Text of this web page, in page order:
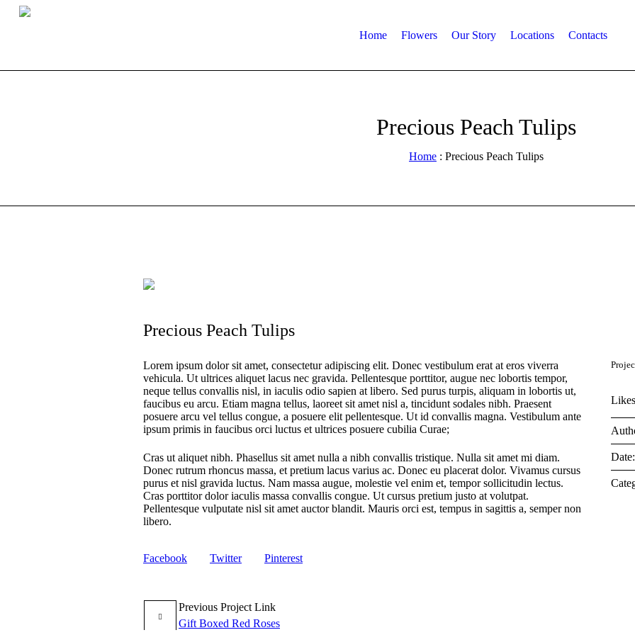
Home Flowers Our Story Locations Contacts
Precious Peach Tulips
Home : Precious Peach Tulips
Precious Peach Tulips
Lorem ipsum dolor sit amet, consectetur adipiscing elit. Donec vestibulum erat at eros viverra
vehicula. Ut ultrices aliquet lacus nec gravida. Pellentesque porttitor, augue nec lobortis tempor,
neque tellus convallis nisl, in iaculis odio sapien at libero. Sed purus turpis, aliquam in lobortis ut,
faucibus eu arcu. Etiam magna tellus, laoreet sit amet nisl a, tincidunt sodales nibh. Praesent
posuere arcu vel tellus congue, a posuere elit pellentesque. Ut id convallis magna. Vestibulum ante
ipsum primis in faucibus orci luctus et ultrices posuere cubilia Curae;
Cras ut aliquet nibh. Phasellus sit amet nulla a nibh convallis tristique. Nulla sit amet mi diam.
Donec rutrum rhoncus massa, et pretium lacus varius ac. Donec eu placerat dolor. Vivamus cursus
purus et nisl gravida luctus. Nam massa augue, molestie vel enim et, tempor sollicitudin lectus.
Cras porttitor dolor iaculis massa convallis congue. Ut cursus pretium justo at volutpat.
Pellentesque vulputate nisl sit amet auctor blandit. Mauris orci est, tempus in sagittis a, semper non
libero.
Date:
Facebook Twitter Pinterest
Previous Project Link
Gift Boxed Red Roses